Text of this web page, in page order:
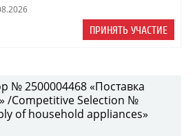
ПРИНЯТЬ УЧАСТИЕ
№ 2500004468 «Поставка
/Competitive Selection №
of household appliances»